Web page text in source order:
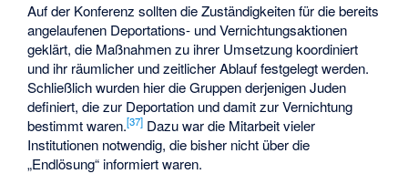
Auf der Konferenz sollten die Zuständigkeiten für die bereits
angelaufenen Deportations- und Vernichtungsaktionen
geklärt, die Maßnahmen zu ihrer Umsetzung koordiniert
und ihr räumlicher und zeitlicher Ablauf festgelegt werden.
Schließlich wurden hier die Gruppen derjenigen Juden
definiert, die zur Deportation und damit zur Vernichtung
bestimmt waren.[37] Dazu war die Mitarbeit vieler
Institutionen notwendig, die bisher nicht über die
„Endlösung“ informiert waren.